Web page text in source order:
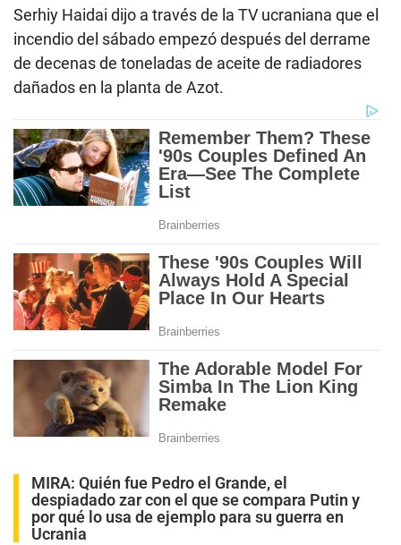
Serhiy Haidai dijo a través de la TV ucraniana que el
incendio del sábado empezó después del derrame
de decenas de toneladas de aceite de radiadores
dañados en la planta de Azot.
MIRA: Quién fue Pedro el Grande, el
despiadado zar con el que se compara Putin y
por qué lo usa de ejemplo para su guerra en
Ucrania